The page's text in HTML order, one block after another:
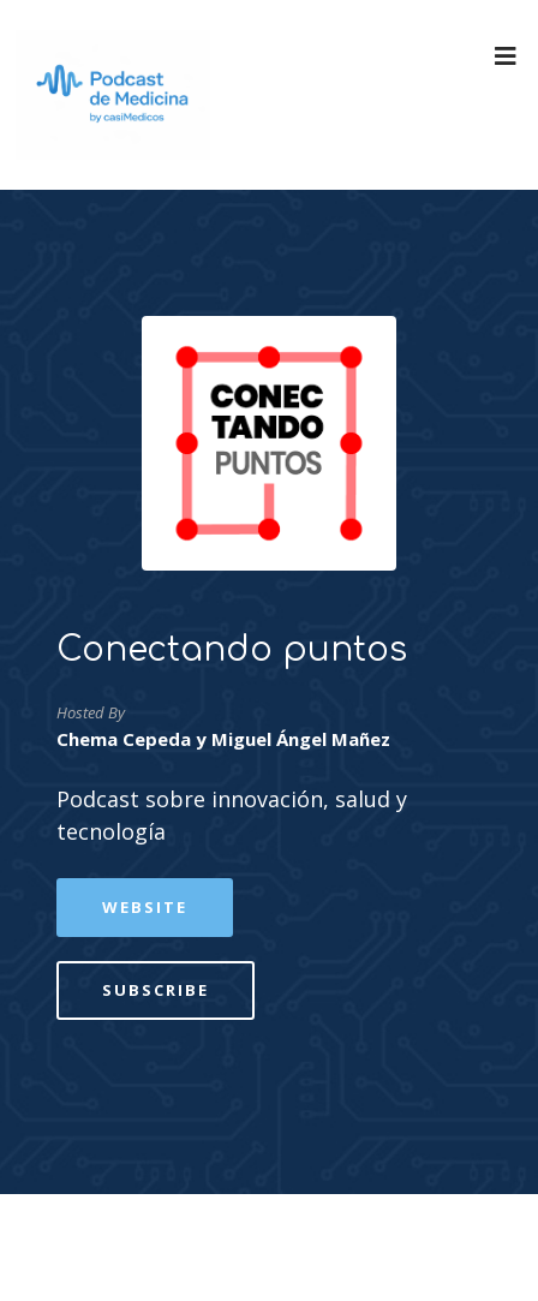
Conectando puntos
Hosted By
Chema Cepeda y Miguel Ángel Mañez
Podcast sobre innovación, salud y
tecnología
WEBSITE
SUBSCRIBE